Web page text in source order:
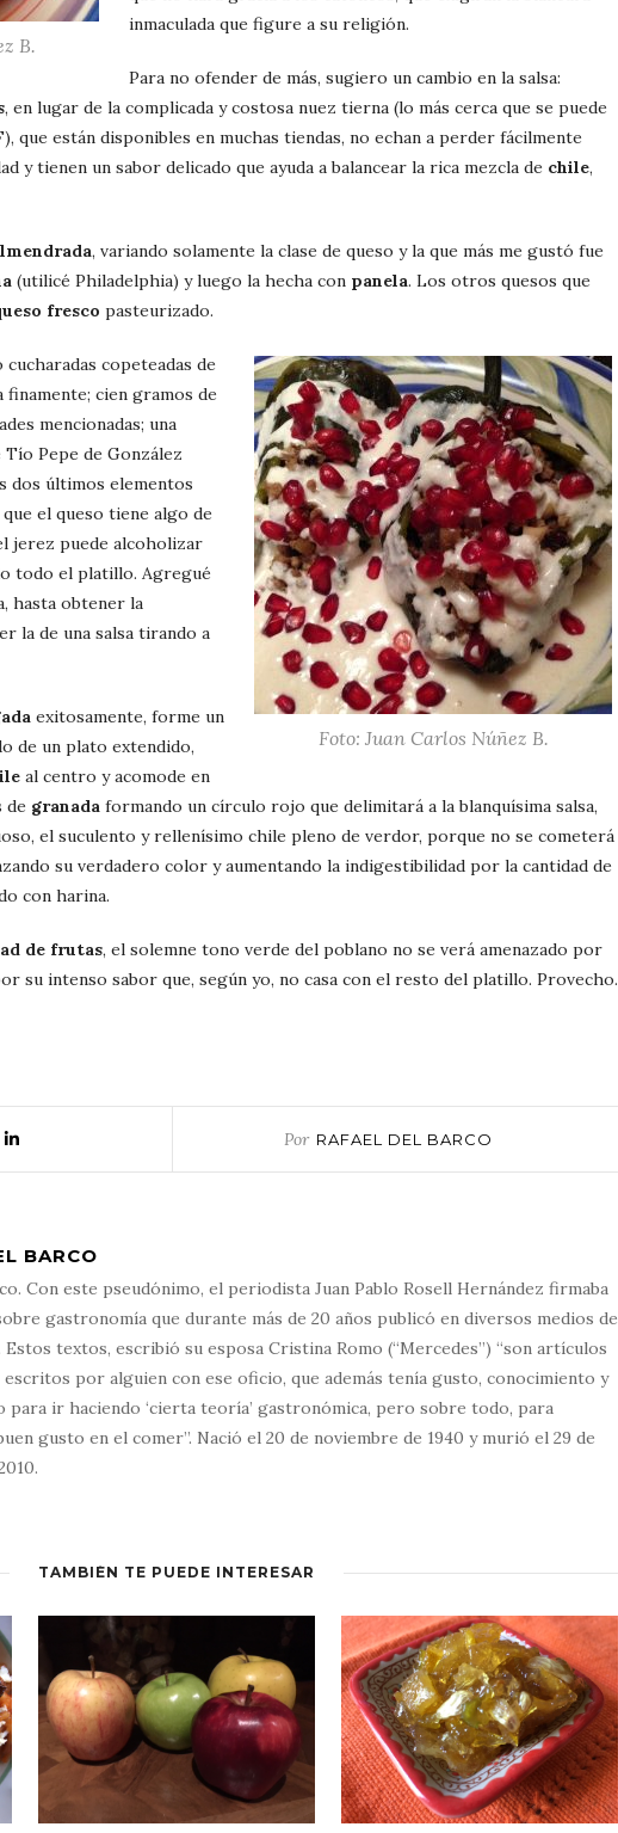
B.
inmaculada que figure a su religión.
Para no ofender de más, sugiero un cambio en la salsa:
, en lugar de la complicada y costosa nuez tierna (lo más cerca que se puede
que están disponibles en muchas tiendas, no echan a perder fácilmente
y tienen un sabor delicado que ayuda a balancear la rica mezcla de chile,
, variando solamente la clase de queso y la que más me gustó fue
(utilicé Philadelphia) y luego la hecha con panela. Los otros quesos que
fresco pasteurizado.
Foto: Juan Carlos Núñez B.
copeteadas de
finamente; cien gramos de
mencionadas; una
Tío Pepe de González
dos últimos elementos
el queso tiene algo de
jerez puede alcoholizar
todo el platillo. Agregué
hasta obtener la
la de una salsa tirando a
exitosamente, forme un
de un plato extendido,
al centro y acomode en
de granada formando un círculo rojo que delimitará a la blanquísima salsa,
el suculento y rellenísimo chile pleno de verdor, porque no se cometerá
su verdadero color y aumentando la indigestibilidad por la cantidad de
con harina.
de frutas, el solemne tono verde del poblano no se verá amenazado por
su intenso sabor que, según yo, no casa con el resto del platillo. Provecho.
Por RAFAEL DEL BARCO
BARCO
Con este pseudónimo, el periodista Juan Pablo Rosell Hernández firmaba
gastronomía que durante más de 20 años publicó en diversos medios de
Estos textos, escribió su esposa Cristina Romo (“Mercedes”) “son artículos
por alguien con ese oficio, que además tenía gusto, conocimiento y
para ir haciendo ‘cierta teoría’ gastronómica, pero sobre todo, para
gusto en el comer”. Nació el 20 de noviembre de 1940 y murió el 29 de
TAMBIÉN TE PUEDE INTERESAR